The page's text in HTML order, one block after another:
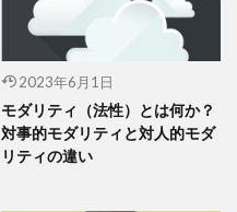
2023年6月1日
モダリティ（法性）とは何か？
対事的モダリティと対人的モダ
リティの違い